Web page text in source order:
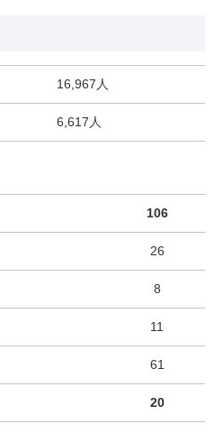
16,967人
6,617人
106
26
8
11
61
20